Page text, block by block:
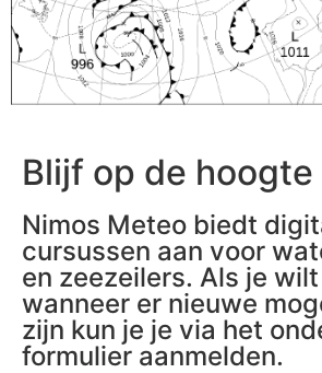
Blijf op de hoogte
Nimos Meteo biedt
cursussen aan voor
en zeezeilers. Als je
wanneer er nieuwe
zijn kun je je via het
formulier aanmelden.